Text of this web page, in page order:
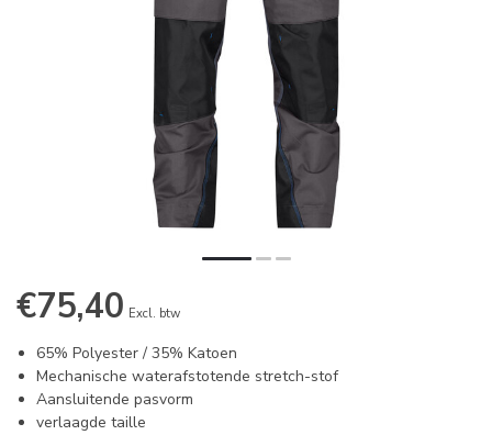
€75,40 Excl. btw
65% Polyester / 35% Katoen
Mechanische waterafstotende stretch-stof
Aansluitende pasvorm
verlaagde taille